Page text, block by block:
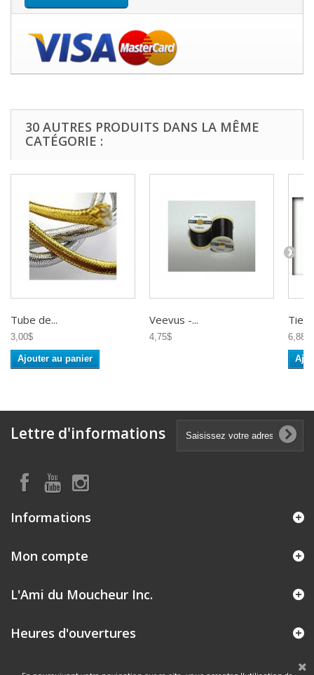
30 AUTRES PRODUITS DANS LA MÊME
CATÉGORIE :
Tube de...
3,00$
Ajouter au panier
Veevus -...
4,75$ 6,88$
Lettre d'informations
Informations
Mon compte
L'Ami du Moucheur Inc.
Heures d'ouvertures